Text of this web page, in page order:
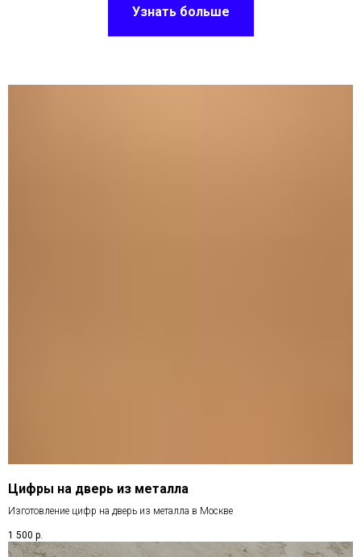
Узнать больше
Цифры на дверь из металла
Изготовление цифр на дверь из металла в Москве
1 500 р.